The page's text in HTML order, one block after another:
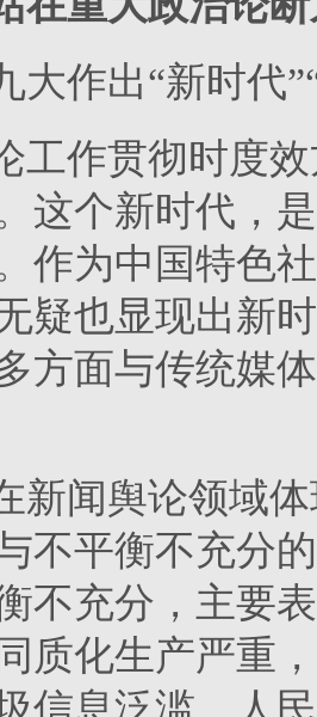
大作出“新时代
工作贯彻时度
这个新时代，
作为中国特色
疑也显现出新
方面与传统媒
新闻舆论领域
不平衡不充分
不充分，主要
质化生产严重
信息泛滥，人